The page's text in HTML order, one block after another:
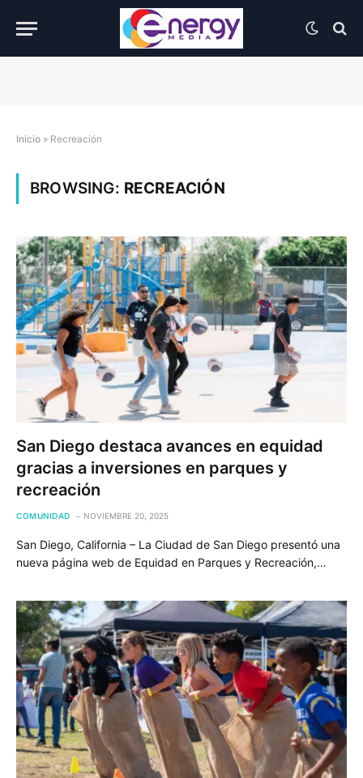
Inicio » Recreación
BROWSING: RECREACIÓN
San Diego destaca avances en equidad
gracias a inversiones en parques y
recreación
COMUNIDAD NOVIEMBRE 20, 2025
San Diego, California – La Ciudad de San Diego presentó una
nueva página web de Equidad en Parques y Recreación,…